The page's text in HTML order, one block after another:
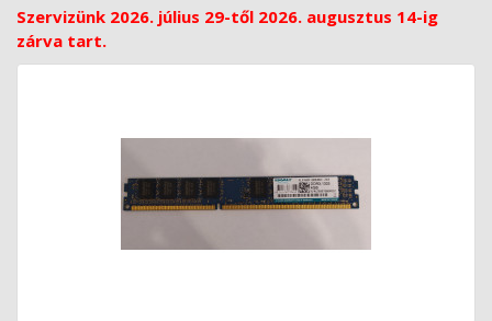
Szervizünk 2026. július 29-től 2026. augusztus 14-ig
zárva tart.